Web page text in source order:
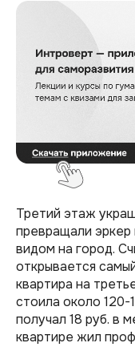
Третий этаж
превращали эркер
видом на город.
открывается
квартира на
стоила около 120-
получал 18 руб. в
квартире жил